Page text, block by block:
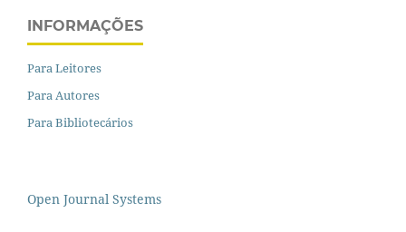
INFORMAÇÕES
Para Leitores
Para Autores
Para Bibliotecários
Open Journal Systems